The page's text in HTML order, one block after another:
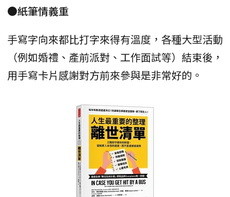
●紙筆情義重
手寫字向來都比打字來得有溫度，各種大型活動
（例如婚禮、產前派對、工作面試等）結束後，
用手寫卡片感謝對方前來參與是非常好的。